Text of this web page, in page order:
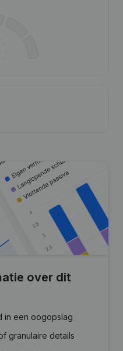
over dit
in een oogopslag
granulaire details